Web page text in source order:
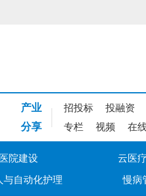
产业 招投标 投融资
分享 专栏 视频 在
院建设 云医
与自动化护理 慢病